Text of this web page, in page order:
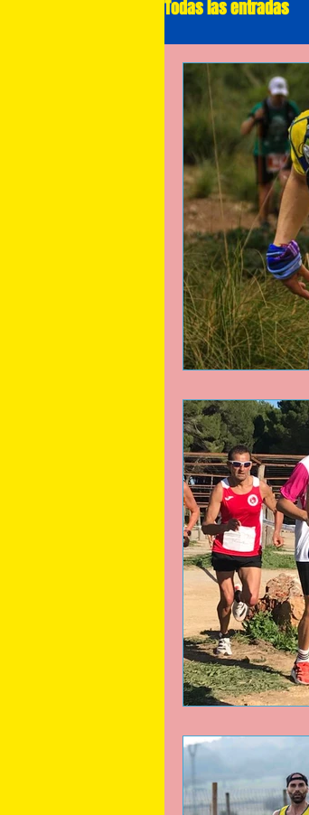
Todas las entradas
Ruta Triatlón